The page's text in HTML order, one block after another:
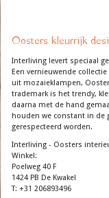
Oosters kleurrijk
Interliving levert speciaal
Een vernieuwende
uit mozaieklampen,
trademark is het trendy,
daarna met de hand
houden we constant in de
gerespecteerd worden.
Interliving - Oosters
Winkel:
Poelweg 40 F
1424 PB De Kwakel
T: +31 206893496